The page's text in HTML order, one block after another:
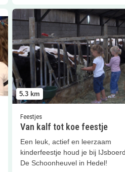
5.3 km
Feestjes
Van kalf tot koe feestje
Een leuk, actief en leerzaam
kinderfeestje houd je bij
De Schoonheuvel in Hedel!
Lees meer Van kalf tot koe